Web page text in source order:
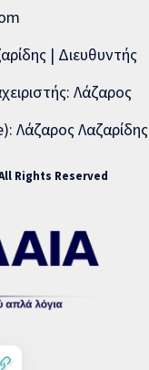
| Διευθυντής
Λάζαρος
Λάζαρος Λαζαρίδης
Rights Reserved